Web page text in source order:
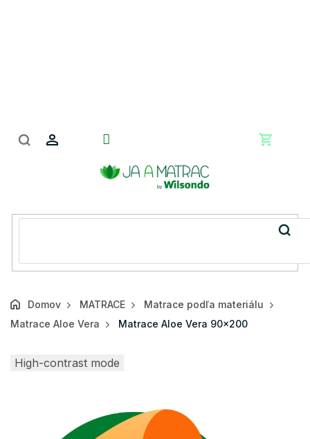
Domov MATRACE
Matrace podľa materiálu
Matrace Aloe Vera
Matrace Aloe Vera 90x200
High-contrast mode